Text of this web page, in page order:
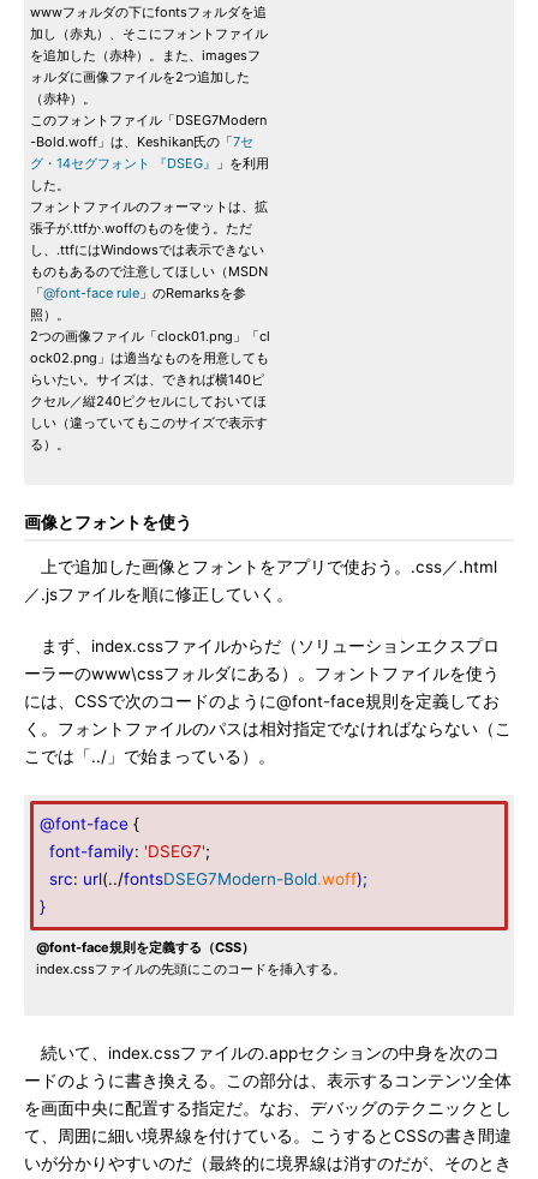
wwwフォルダの下にfontsフォルダを追
加し（赤丸）、そこにフォントファイル
を追加した（赤枠）。また、imagesフ
ォルダに画像ファイルを2つ追加した
（赤枠）。
このフォントファイル「DSEG7Modern
-Bold.woff」は、Keshikan氏の「7セ
グ・14セグフォント 『DSEG』
」を利用
した。
フォントファイルのフォーマットは、拡
張子が.ttfか.woffのものを使う。ただ
し、.ttfにはWindowsでは表示できない
ものもあるので注意してほしい（MSDN
「@font-face rule 」のRemarksを参
照）。
2つの画像ファイル「clock01.png」「cl
ock02.png」は適当なものを用意しても
らいたい。サイズは、できれば横140ピ
クセル／縦240ピクセルにしておいてほ
しい（違っていてもこのサイズで表示す
る）。
画像とフォントを使う
上で追加した画像とフォントをアプリで使おう。.css／.html
／.jsファイルを順に修正していく。
まず、index.cssファイルからだ（ソリューションエクスプロ
ーラーのwww\cssフォルダにある）。フォントファイルを使う
には、CSSで次のコードのように@font-face規則を定義してお
く。フォントファイルのパスは相対指定でなければならない（こ
こでは「../」で始まっている）。
@font-face {
font-family: 'DSEG7';
src: url(../fontsDSEG7Modern-Bold.woff);
}
@font-face規則を定義する（CSS）
index.cssファイルの先頭にこのコードを挿入する。
続いて、index.cssファイルの.appセクションの中身を次のコ
ードのように書き換える。この部分は、表示するコンテンツ全体
を画面中央に配置する指定だ。なお、デバッグのテクニックとし
て、周囲に細い境界線を付けている。こうするとCSSの書き間違
いが分かりやすいのだ（最終的に境界線は消すのだが、そのとき